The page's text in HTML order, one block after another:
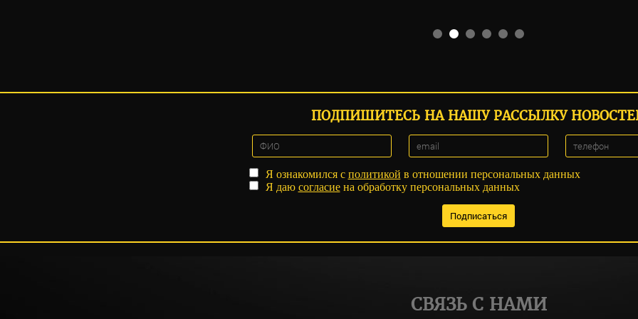
ПОДПИШИТЕСЬ НА НАШУ РАССЫЛКУ
Я ознакомился с политикой в отношении персональных данных
Я даю согласиена обработку персональных данных
СВЯЗЬ С НАМИ